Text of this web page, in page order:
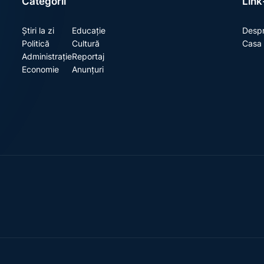
Știri la zi
Politică
Administrație
Economie
Educație
Cultură
Reportaj
Anunțuri